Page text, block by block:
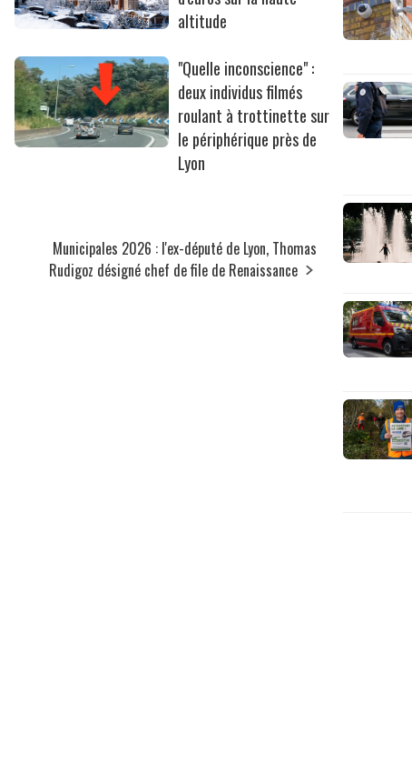
altitude
"Quelle inconscience" :
deux individus filmés
roulant à trottinette sur
le périphérique près de
Lyon
Municipales 2026 : l'ex-député de Lyon, Thomas
Rudigoz désigné chef de file de Renaissance